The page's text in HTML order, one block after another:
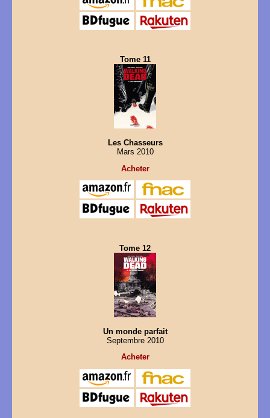
Tome 11
Les Chasseurs
Mars 2010
Acheter
Tome 12
Un monde parfait
Septembre 2010
Acheter